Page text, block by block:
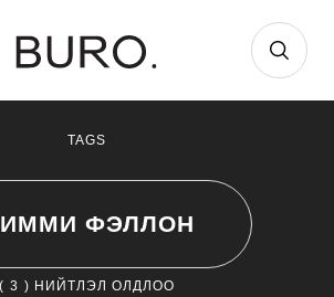
TAGS
ФЭЛЛОН
( 3 ) НИЙТЛЭЛ ОЛДЛОО